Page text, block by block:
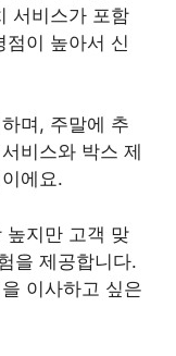
서비스가 포함
점이 높아서 신
며, 주말에 추
비스와 박스 제
에요.
높지만 고객 맞
을 제공합니다.
이사하고 싶은